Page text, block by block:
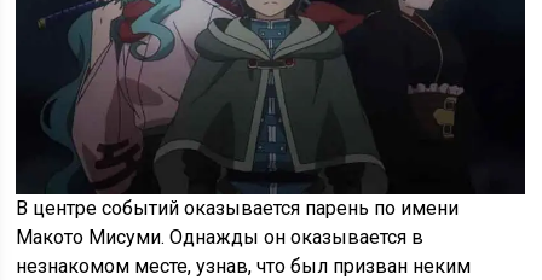
В центре событий оказывается парень по имени
Макото Мисуми. Однажды он оказывается в
незнакомом месте, узнав, что был призван неким